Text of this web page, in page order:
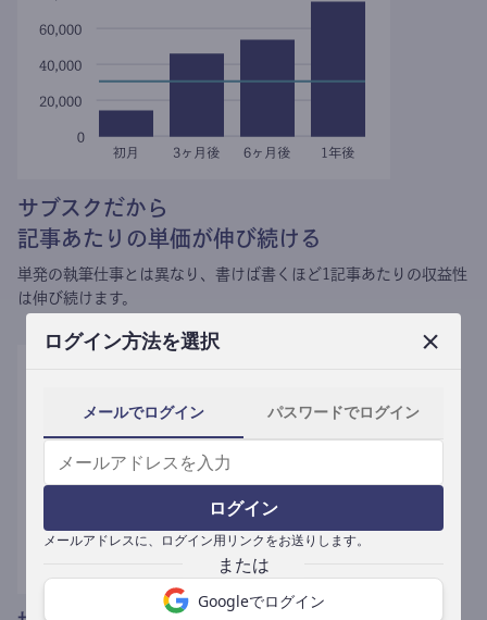
ログイン方法を選択
メールでログイン パスワードでログイン
ログイン
メールアドレスに、ログイン用リンクをお送りします。
Googleでログイン
サブスクだから
記事あたりの単価が伸び続ける
単発の執筆仕事とは異なり、 書けば書くほど1記事あたりの収益性
は伸び続けます。